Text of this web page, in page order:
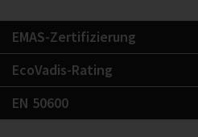
EMAS-Zertifizierung
EcoVadis-Rating
EN 50600